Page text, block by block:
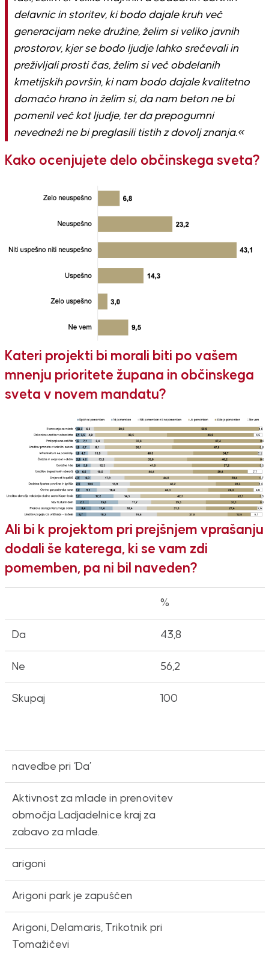
delavnic in storitev, ki bodo dajale kruh več
generacijam neke družine, želim si veliko javnih
prostorov, kjer se bodo ljudje lahko srečevali in
preživljali prosti čas, želim si več obdelanih
kmetijskih površin, ki nam bodo dajale kvalitetno
domačo hrano in želim si, da nam beton ne bi
pomenil več kot ljudje, ter da prepogumni
nevedneži ne bi preglasili tistih z dovolj znanja.«
Kako ocenjujete delo občinskega sveta?
Kateri projekti bi morali biti po vašem
mnenju prioritete župana in občinskega
sveta v novem mandatu?
Ali bi k projektom pri prejšnjem vprašanju
dodali še katerega, ki se vam zdi
pomemben, pa ni bil naveden?
%
Da 43,8
Ne 56,2
Skupaj 100
navedbe pri ‘Da’
Aktivnost za mlade in prenovitev
območja Ladjadelnice kraj za
zabavo za mlade.
arigoni
Arigoni park je zapuščen
Arigoni, Delamaris, Trikotnik pri
Tomažičevi